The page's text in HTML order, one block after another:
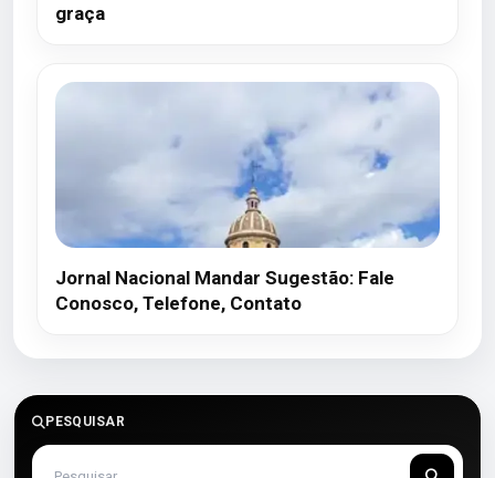
graça
Jornal Nacional Mandar Sugestão: Fale
Conosco, Telefone, Contato
PESQUISAR